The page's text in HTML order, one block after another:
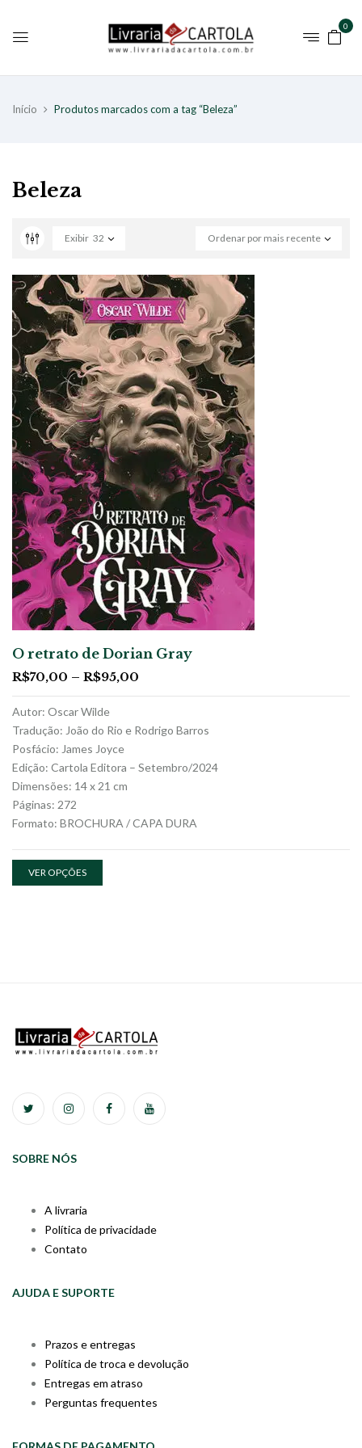
0
Início Produtos marcados com a tag “Beleza”
Beleza
Ordenar por mais recente
Exibir 32
O retrato de Dorian Gray
R$70,00 – R$95,00
Autor: Oscar Wilde
Tradução: João do Rio e Rodrigo Barros
Posfácio: James Joyce
Edição: Cartola Editora – Setembro/2024
Dimensões: 14 x 21 cm
Páginas: 272
Formato: BROCHURA / CAPA DURA
VER OPÇÕES
SOBRE NÓS
A livraria
Política de privacidade
Contato
AJUDA E SUPORTE
Prazos e entregas
Política de troca e devolução
Entregas em atraso
Perguntas frequentes